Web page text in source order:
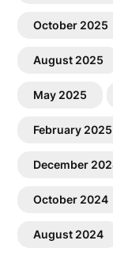
October 2025
August 2025
May 2025
February 2025
December
October 2024
August 2024